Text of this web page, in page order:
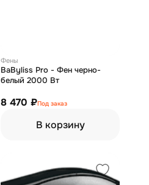
Фены
BaByliss Pro - Фен черно-
белый 2000 Вт
8 470 ₽Под заказ
В корзину